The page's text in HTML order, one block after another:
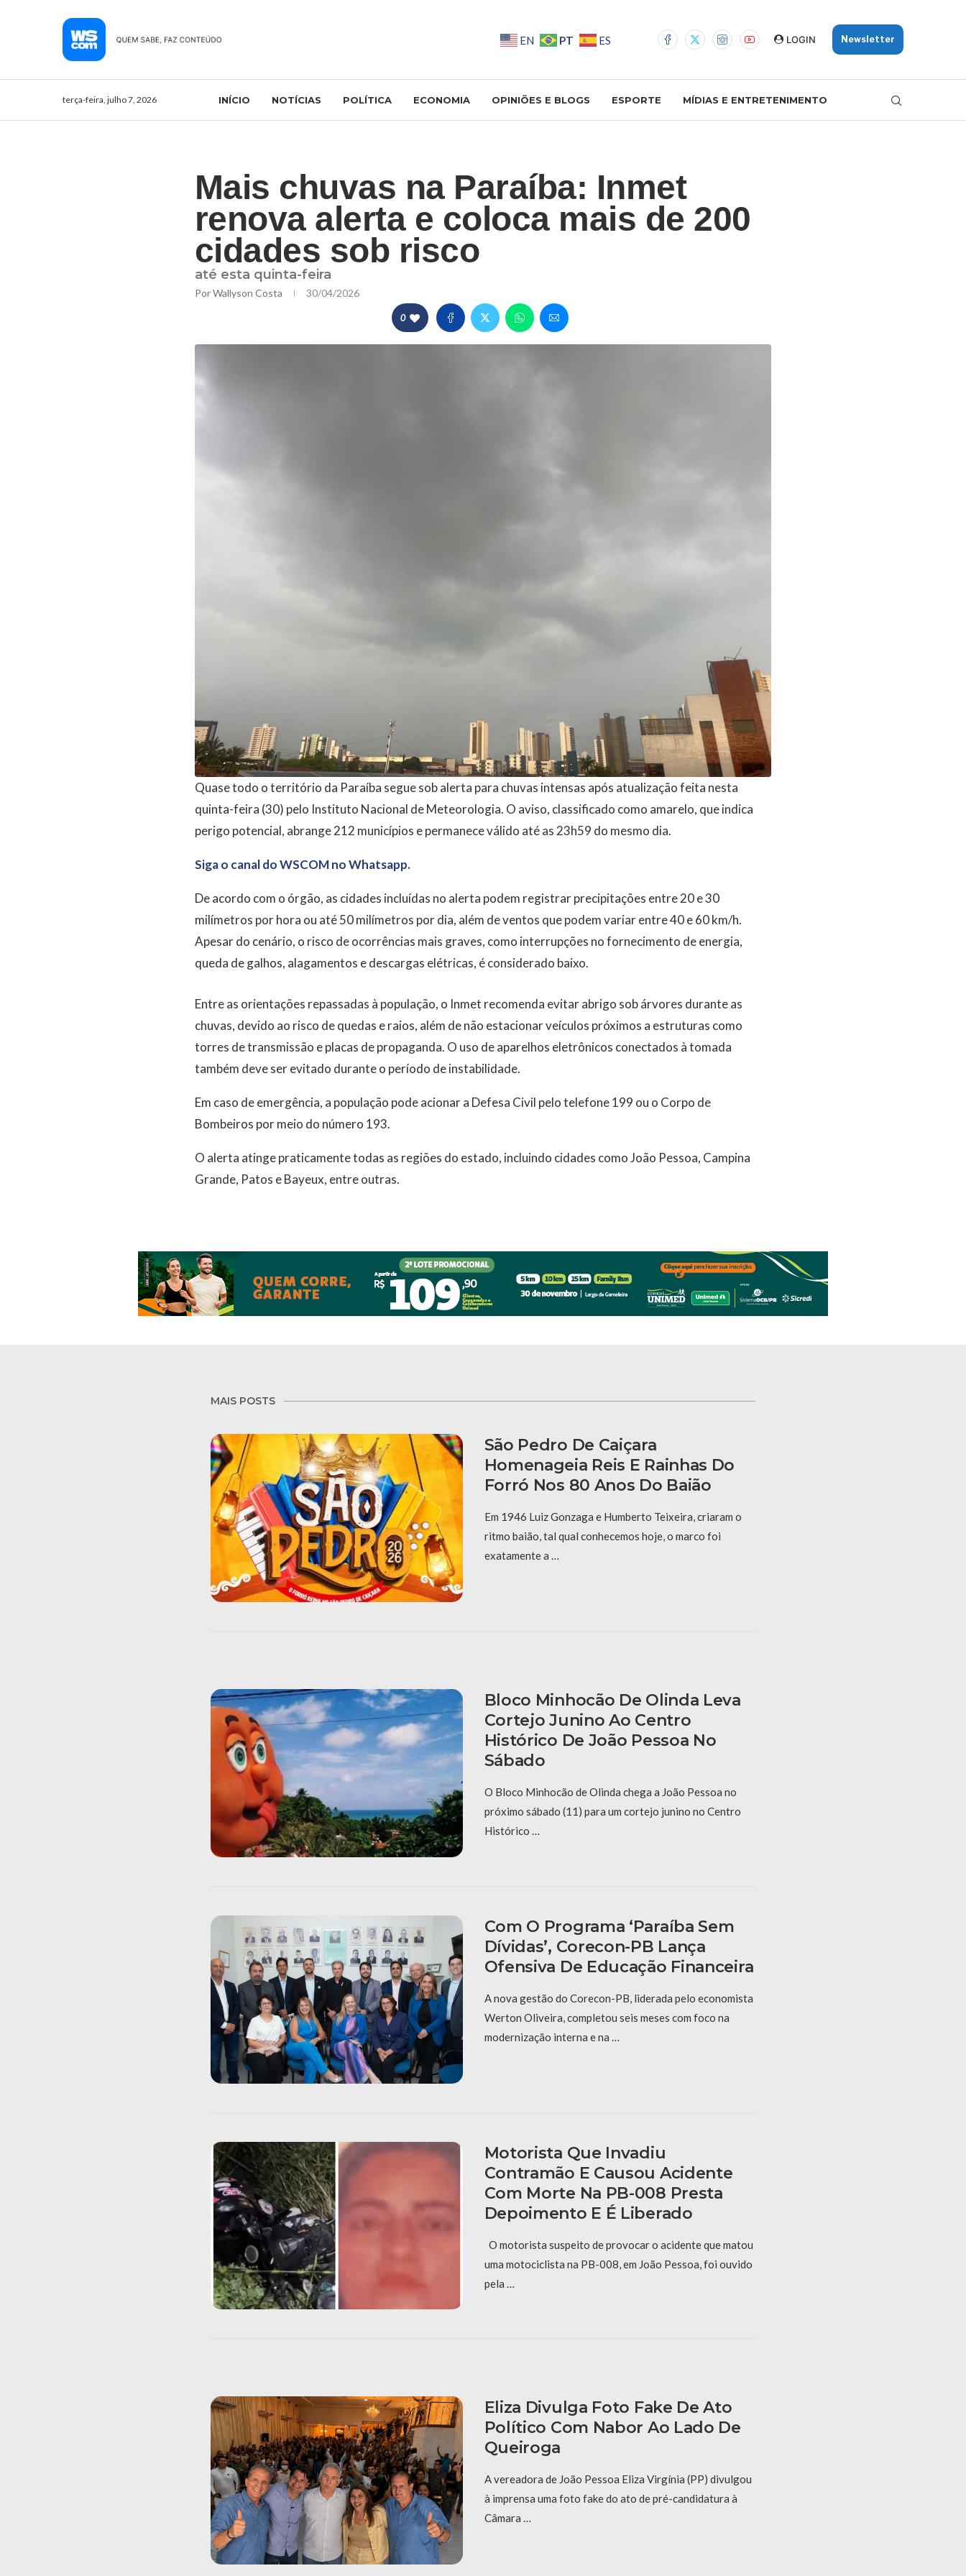
EN PT ES LOGIN Newsletter
terça-feira, julho 7, 2026 INÍCIO NOTÍCIAS POLÍTICA ECONOMIA OPINIÕES E BLOGS ESPORTE MÍDIAS E ENTRETENIMENTO
Mais chuvas na Paraíba: Inmet
renova alerta e coloca mais de 200
cidades sob risco
até esta quinta-feira
PorWallyson Costa 30/04/2026
0
Quase todo o território da Paraíba segue sob alerta para chuvas intensas após atualização feita nesta
quinta-feira (30) pelo Instituto Nacional de Meteorologia. O aviso, classificado como amarelo, que indica
perigo potencial, abrange 212 municípios e permanece válido até as 23h59 do mesmo dia.
Siga o canal do WSCOM no Whatsapp.
De acordo com o órgão, as cidades incluídas no alerta podem registrar precipitações entre 20 e 30
milímetros por hora ou até 50 milímetros por dia, além de ventos que podem variar entre 40 e 60 km/h.
Apesar do cenário, o risco de ocorrências mais graves, como interrupções no fornecimento de energia,
queda de galhos, alagamentos e descargas elétricas, é considerado baixo.
Entre as orientações repassadas à população, o Inmet recomenda evitar abrigo sob árvores durante as
chuvas, devido ao risco de quedas e raios, além de não estacionar veículos próximos a estruturas como
torres de transmissão e placas de propaganda. O uso de aparelhos eletrônicos conectados à tomada
também deve ser evitado durante o período de instabilidade.
Em caso de emergência, a população pode acionar a Defesa Civil pelo telefone 199 ou o Corpo de
Bombeiros por meio do número 193.
O alerta atinge praticamente todas as regiões do estado, incluindo cidades como João Pessoa, Campina
Grande, Patos e Bayeux, entre outras.
MAIS POSTS
São Pedro De Caiçara
Homenageia Reis E Rainhas Do
Forró Nos 80 Anos Do Baião
Em 1946 Luiz Gonzaga e Humberto Teixeira, criaram o
ritmo baião, tal qual conhecemos hoje, o marco foi
exatamente a …
Bloco Minhocão De Olinda Leva
Cortejo Junino Ao Centro
Histórico De João Pessoa No
Sábado
O Bloco Minhocão de Olinda chega a João Pessoa no
próximo sábado (11) para um cortejo junino no Centro
Histórico …
Com O Programa ‘Paraíba Sem
Dívidas’, Corecon-PB Lança
Ofensiva De Educação Financeira
A nova gestão do Corecon-PB, liderada pelo economista
Werton Oliveira, completou seis meses com foco na
modernização interna e na …
Motorista Que Invadiu
Contramão E Causou Acidente
Com Morte Na PB-008 Presta
Depoimento E É Liberado
O motorista suspeito de provocar o acidente que matou
uma motociclista na PB-008, em João Pessoa, foi ouvido
pela …
Eliza Divulga Foto Fake De Ato
Político Com Nabor Ao Lado De
Queiroga
A vereadora de João Pessoa Eliza Virgínia (PP) divulgou
à imprensa uma foto fake do ato de pré-candidatura à
Câmara …